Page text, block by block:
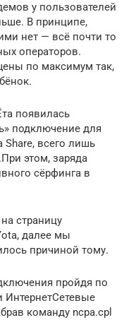
у пользователей
В принципе,
нет — всё почти то
операторов.
по максимум так,
появилась
подключение для
всего лишь
этом, заряда
сёрфинга в
страницу
далее мы
причиной тому.
пройдя по
ИнтернетСетевые
команду ncpa.cpl